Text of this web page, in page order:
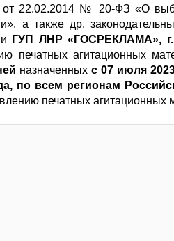
от 22.02.2014 № 20-ФЗ «О
а также др.
ГУП ЛНР «ГОСРЕКЛАМА», г.
печатных агитационных
назначенных с 07 июля
по всем регионам
печатных